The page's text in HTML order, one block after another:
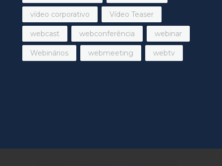
vídeo corporativo Vídeo Teaser
webcast webconferência webinar
Webinários webmeeting webtv